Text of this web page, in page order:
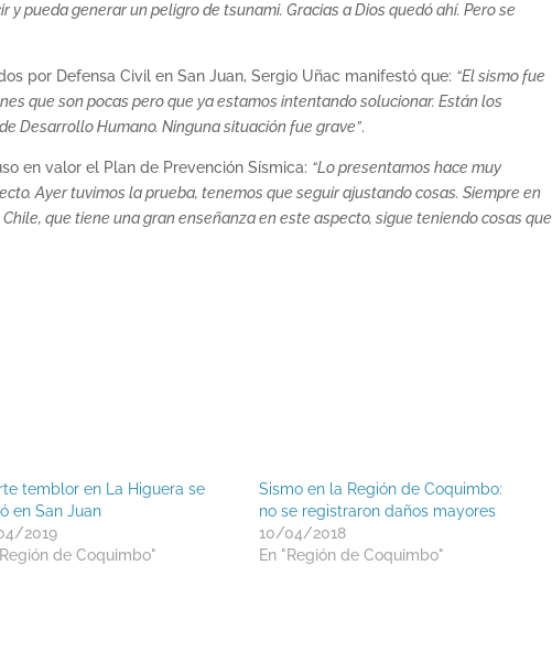
pueda generar un peligro de tsunami. Gracias a Dios quedó ahí. Pero se
por Defensa Civil en San Juan, Sergio Uñac manifestó que: “El sismo fue
que son pocas pero que ya estamos intentando solucionar. Están los
Desarrollo Humano. Ninguna situación fue grave”.
en valor el Plan de Prevención Sísmica: “Lo presentamos hace muy
Ayer tuvimos la prueba, tenemos que seguir ajustando cosas. Siempre en
que tiene una gran enseñanza en este aspecto, sigue teniendo cosas que
temblor en La Higuera se
en San Juan
2019
de Coquimbo"
Sismo en la Región de Coquimbo:
no se registraron daños mayores
10/04/2018
En "Región de Coquimbo"